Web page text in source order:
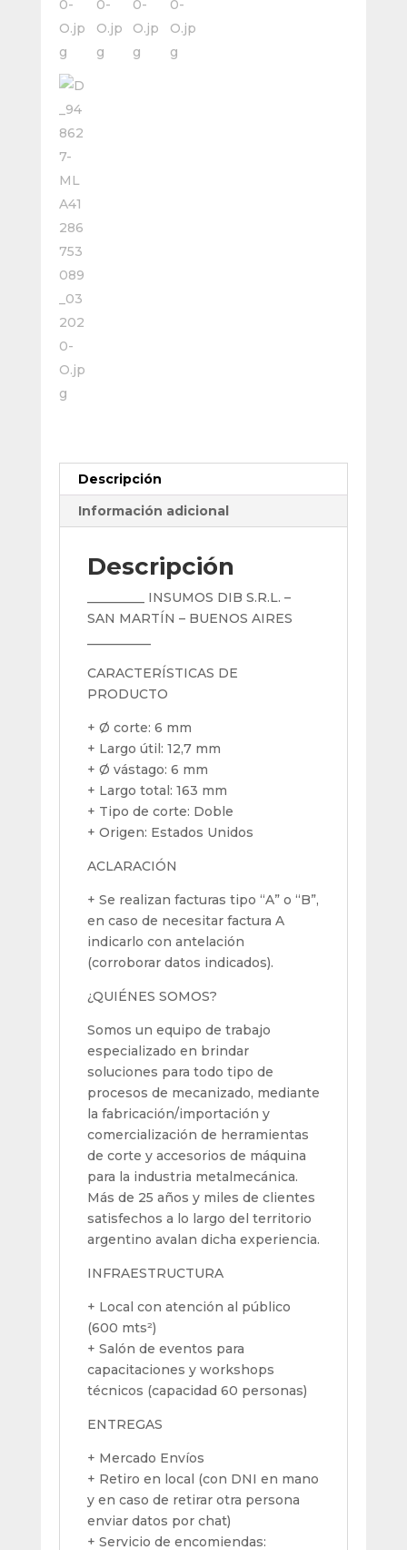
Descripción
Información adicional
Descripción
_________ INSUMOS DIB S.R.L. –
SAN MARTÍN – BUENOS AIRES
CARACTERÍSTICAS DE
PRODUCTO
+ Ø corte: 6 mm
+ Largo útil: 12,7 mm
+ Ø vástago: 6 mm
+ Largo total: 163 mm
+ Tipo de corte: Doble
+ Origen: Estados Unidos
ACLARACIÓN
+ Se realizan facturas tipo “A” o “B”,
en caso de necesitar factura A
indicarlo con antelación
(corroborar datos indicados).
¿QUIÉNES SOMOS?
Somos un equipo de trabajo
especializado en brindar
soluciones para todo tipo de
procesos de mecanizado, mediante
la fabricación/importación y
comercialización de herramientas
de corte y accesorios de máquina
para la industria metalmecánica.
Más de 25 años y miles de clientes
satisfechos a lo largo del territorio
argentino avalan dicha experiencia.
INFRAESTRUCTURA
+ Local con atención al público
(600 mts²)
+ Salón de eventos para
capacitaciones y workshops
técnicos (capacidad 60 personas)
ENTREGAS
+ Mercado Envíos
+ Retiro en local (con DNI en mano
y en caso de retirar otra persona
enviar datos por chat)
+ Servicio de encomiendas: